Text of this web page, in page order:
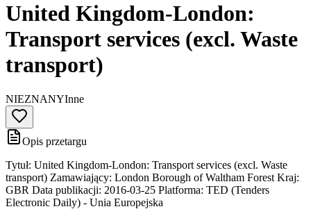
United Kingdom-London:
Transport services (excl. Waste
transport)
NIEZNANYInne
Opis przetargu
Tytuł: United Kingdom-London: Transport services (excl. Waste
transport) Zamawiający: London Borough of Waltham Forest Kraj:
GBR Data publikacji: 2016-03-25 Platforma: TED (Tenders
Electronic Daily) - Unia Europejska